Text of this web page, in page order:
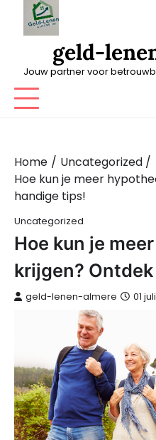
geld-
Jouw partner voor
Home
Uncategorized
Hoe kun je meer
handige tips!
Uncategorized
Hoe kun je
krijgen?
geld-lenen-almere 01